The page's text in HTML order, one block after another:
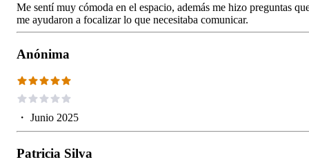
Me sentí muy cómoda en el espacio, además me hizo preguntas
me ayudaron a focalizar lo que necesitaba comunicar.
Anónima
・ Junio 2025
Patricia Silva